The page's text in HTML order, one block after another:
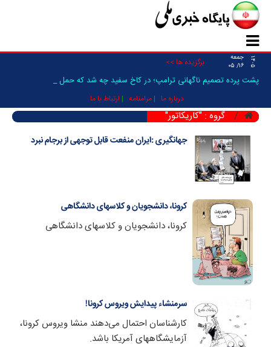
۱۴۰۵
جمعه
۱۶/ ۰۵
برگزیده ها >>
پشت پرده تصمیم ناگهانی ترامپ؛ در کاخ سفید چه شد که حمله به _
درباره ما مرامنامه ارتباط با ما
گروه : "کاریکاتور"
جهانگیری :ایران منفعت قابل توجهی از برجام نبرد
کرونا، دانشجویان و کلاسهای دانشگاهی
کرونا، دانشجویان و کلاسهای دانشگاهی
سرمنشاء پیدایش ویروس کرونا!
کارشناسان احتمال می‌دهند منشا ویروس کرونا،
آزمایشگاههای آمریکا باشد.